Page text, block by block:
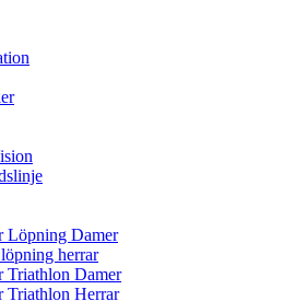
Löpning Damer
herrar
Triathlon Damer
Triathlon Herrar